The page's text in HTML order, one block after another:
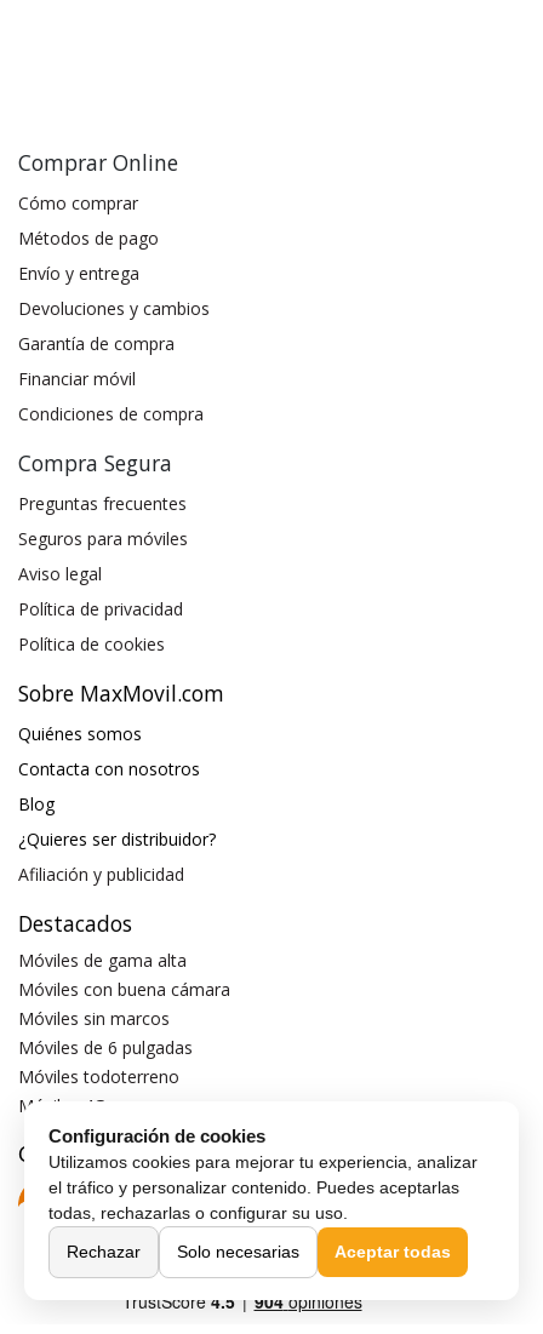
Comprar Online
Cómo comprar
Métodos de pago
Envío y entrega
Devoluciones y cambios
Garantía de compra
Financiar móvil
Condiciones de compra
Compra Segura
Preguntas frecuentes
Seguros para móviles
Aviso legal
Política de privacidad
Política de cookies
Sobre MaxMovil.com
Quiénes somos
Contacta con nosotros
Blog
¿Quieres ser distribuidor?
Afiliación y publicidad
Destacados
Móviles de gama alta
Móviles con buena cámara
Móviles sin marcos
Móviles de 6 pulgadas
Móviles todoterreno
Móviles 4G
Confianza y seguridad
Configuración de cookies
Utilizamos cookies para mejorar tu experiencia, analizar
el tráfico y personalizar contenido. Puedes aceptarlas
todas, rechazarlas o configurar su uso.
Rechazar
Solo necesarias Aceptar todas